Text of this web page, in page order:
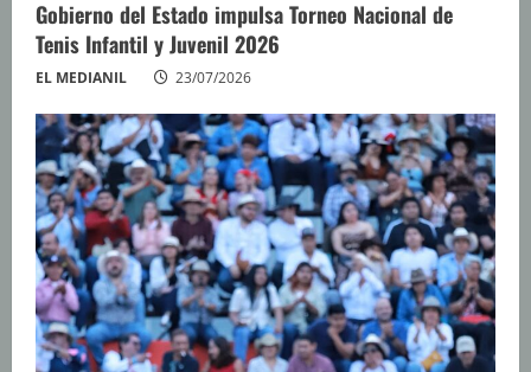
Gobierno del Estado impulsa Torneo Nacional de
Tenis Infantil y Juvenil 2026
EL MEDIANIL 23/07/2026